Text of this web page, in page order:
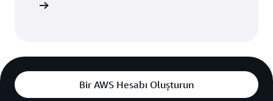
Bir AWS Hesabı Oluşturun